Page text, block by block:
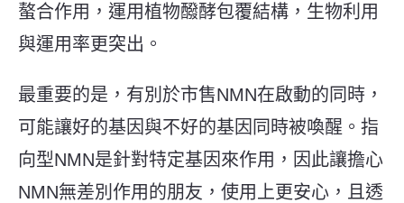
螯合作用， 運用植物醱酵包覆結構 ，生物利用
與運用率更突出。
最重要的是， 有別於市售NMN在啟動的同時，
可能讓好的基因與不好的基因同時被喚醒。指
向型NMN是針對特定基因來作用，因此讓擔心
NMN無差別作用的朋友， 使用上更安心， 且透